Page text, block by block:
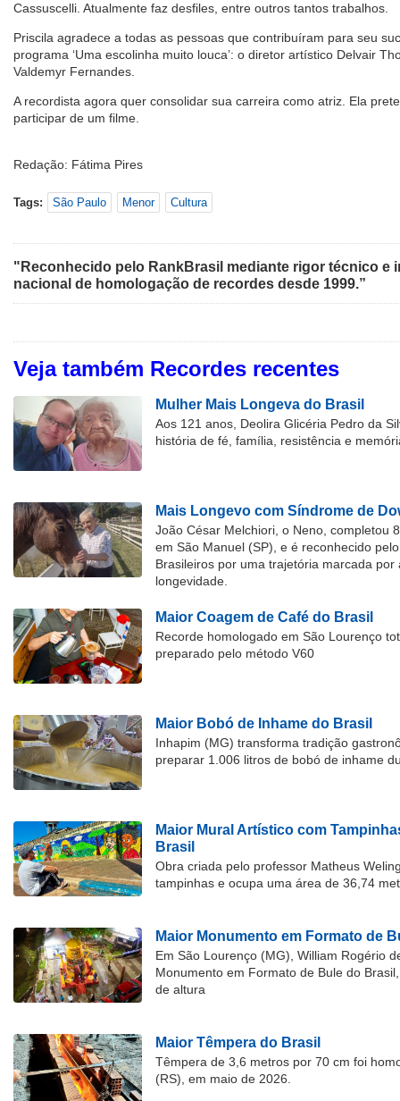
Cassuscelli. Atualmente faz desfiles, entre outros tantos trabalhos.
Priscila agradece a todas as pessoas que contribuíram para seu
programa ‘Uma escolinha muito louca’: o diretor artístico Delvair
Valdemyr Fernandes.
A recordista agora quer consolidar sua carreira como atriz. Ela
participar de um filme.
Redação: Fátima Pires
Tags: São Paulo Menor Cultura
"Reconhecido pelo RankBrasil mediante rigor técnico e
nacional de homologação de recordes desde 1999.”
Veja também Recordes recentes
Mulher Mais Longeva do Brasil
Aos 121 anos, Deolira Glicéria Pedro da
história de fé, família, resistência e
Mais Longevo com Síndrome de
João César Melchiori, o Neno, completou
em São Manuel (SP), e é reconhecido
Brasileiros por uma trajetória marcada por
longevidade.
Maior Coagem de Café do Brasil
Recorde homologado em São Lourenço
preparado pelo método V60
Maior Bobó de Inhame do Brasil
Inhapim (MG) transforma tradição
preparar 1.006 litros de bobó de inhame
Maior Mural Artístico com
Brasil
Obra criada pelo professor Matheus
tampinhas e ocupa uma área de 36,74
Maior Monumento em Formato de
Em São Lourenço (MG), William Rogério
Monumento em Formato de Bule do
de altura
Maior Têmpera do Brasil
Têmpera de 3,6 metros por 70 cm foi
(RS), em maio de 2026.